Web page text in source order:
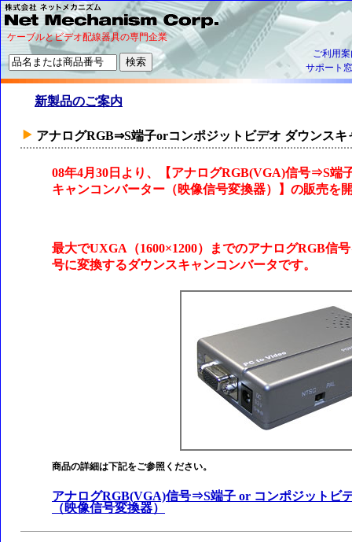
ケーブルとビデオ配線器具の専門企業
ご利用
サポート
新製品のご案内
アナログRGB⇒S端子orコンポジットビデオ ダウンスキ
08年4月30日より、【アナログRGB(VGA)信号⇒S端
キャンコンバーター（映像信号変換器）】の販売を
最大でUXGA（1600×1200）までのアナログRGB信
号に変換するダウンスキャンコンバータです。
商品の詳細は下記をご参照ください。
アナログRGB(VGA)信号⇒S端子 or コンポジットビ
（映像信号変換器）